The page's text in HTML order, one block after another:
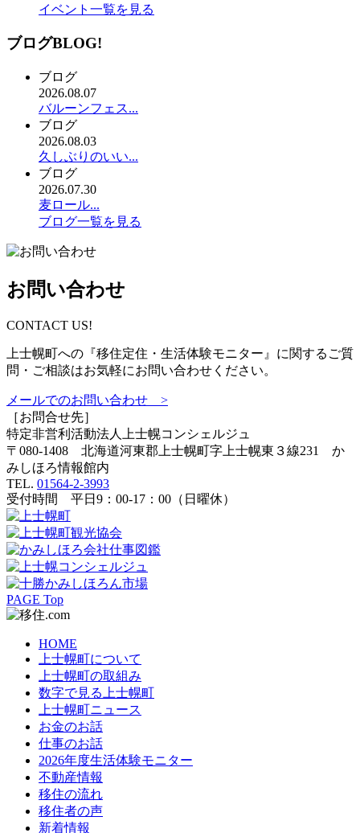
イベント一覧を見る
ブログBLOG!
ブログ
2026.08.07
バルーンフェス...
ブログ
2026.08.03
久しぶりのいい...
ブログ
2026.07.30
麦ロール...
ブログ一覧を見る
お問い合わせ
CONTACT US!
上士幌町への『移住定住・生活体験モニター』に関するご質
問・ご相談はお気軽にお問い合わせください。
メールでのお問い合わせ >
［お問合せ先］
特定非営利活動法人
上士幌コンシェルジュ
〒080-1408 北海道河東郡上士幌町字上士幌東３線231 か
みしほろ情報館内
TEL. 01564-2-3993
受付時間 平日9：00-17：00（日曜休）
PAGE Top
HOME
上士幌町について
上士幌町の取組み
数字で見る上士幌町
上士幌町ニュース
お金のお話
仕事のお話
2026年度生活体験モニター
不動産情報
移住の流れ
移住者の声
新着情報